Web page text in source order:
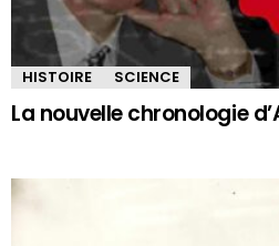
HISTOIRE SCIENCE
La nouvelle chronologie